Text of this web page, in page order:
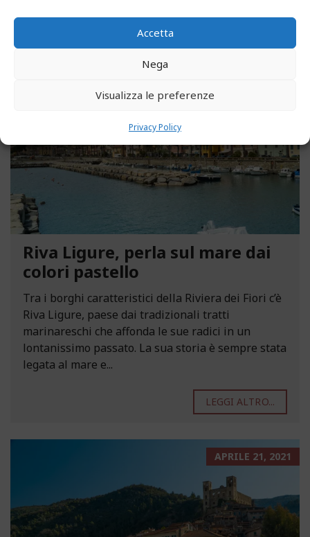
Accetta
Nega
Visualizza le preferenze
Privacy Policy
LEGGI ALTRO...
Riva Ligure, perla sul mare dai
colori pastello
Tra i borghi caratteristici della Riviera dei Fiori c’è
Riva Ligure, paese dai tradizionali tratti
marinareschi che affonda le sue radici in un
lontanissimo passato. La sua storia è sempre stata
legata al mare e...
LEGGI ALTRO...
APRILE 21, 2021